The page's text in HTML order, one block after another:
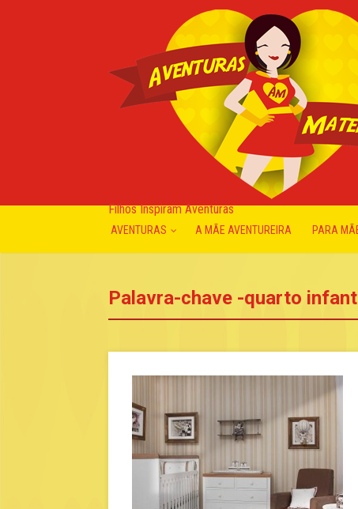
Filhos Inspiram Aventuras
AVENTURAS A MÃE AVENTUREIRA PARA
Palavra-chave -quarto